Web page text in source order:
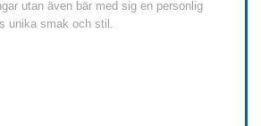
utan även bär med sig en personlig
unika smak och stil.